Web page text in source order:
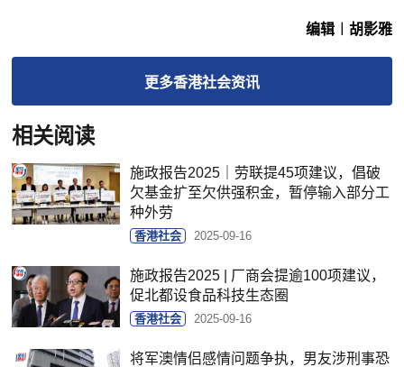
编辑︱胡影雅
更多香港社会资讯
相关阅读
施政报告2025｜劳联提45项建议，倡破
欠基金扩至欠供强积金，暂停输入部分工
种外劳
香港社会 2025-09-16
施政报告2025 | 厂商会提逾100项建议，
促北都设食品科技生态圈
香港社会 2025-09-16
将军澳情侣感情问题争执，男友涉刑事恐